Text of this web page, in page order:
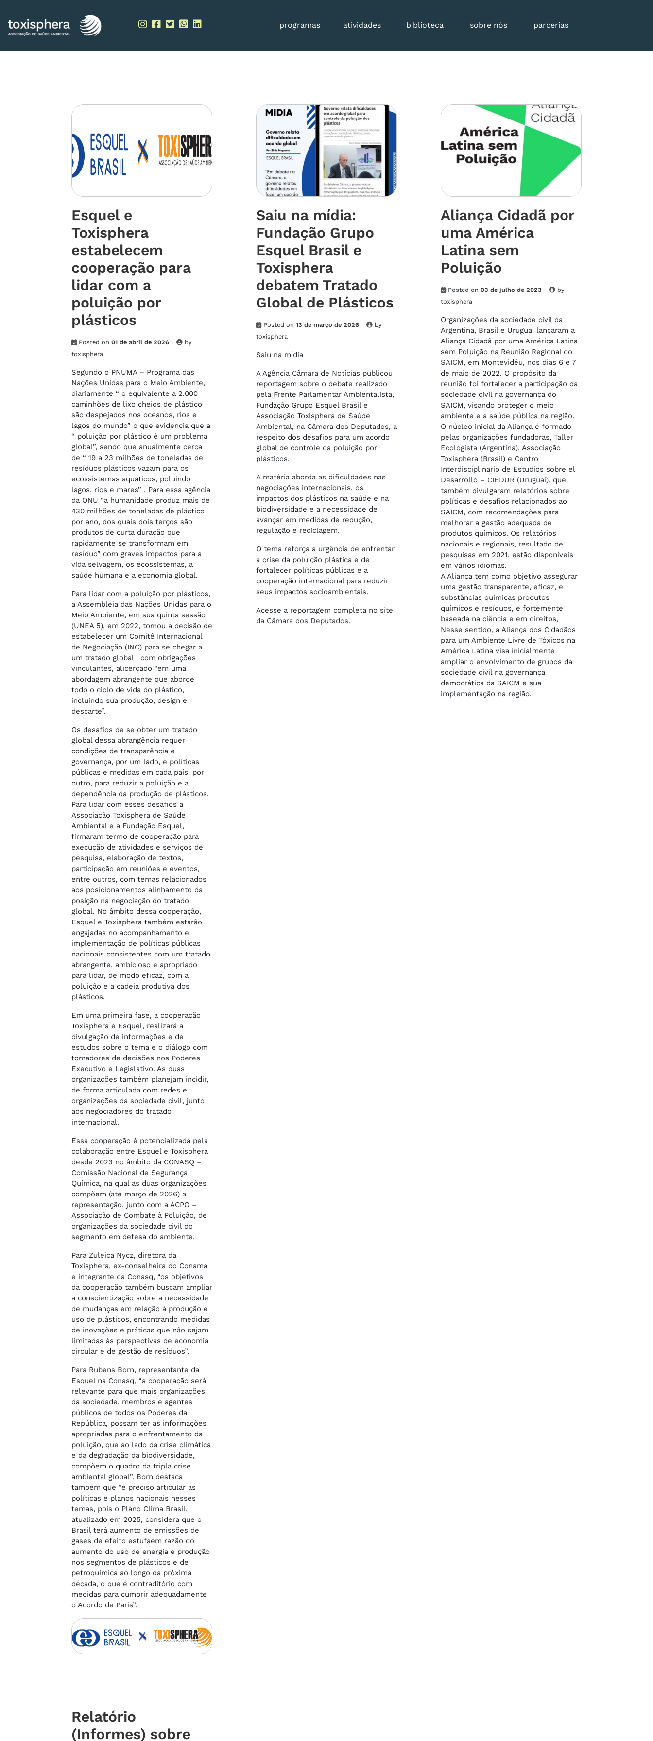
content
programas atividades biblioteca sobre nós parcerias
Esquel e
Toxisphera
estabelecem
cooperação para
lidar com a
poluição por
plásticos
Posted on 01 de abril de 2026
by
toxisphera
Segundo o PNUMA – Programa das
Nações Unidas para o Meio Ambiente,
diariamente “ o equivalente a 2.000
caminhões de lixo cheios de plástico
são despejados nos oceanos, rios e
lagos do mundo” o que evidencia que a
“ poluição por plástico é um problema
global”, sendo que anualmente cerca
de “ 19 a 23 milhões de toneladas de
resíduos plásticos vazam para os
ecossistemas aquáticos, poluindo
lagos, rios e mares” . Para essa agência
da ONU “a humanidade produz mais de
430 milhões de toneladas de plástico
por ano, dos quais dois terços são
produtos de curta duração que
rapidamente se transformam em
resíduo” com graves impactos para a
vida selvagem, os ecossistemas, a
saúde humana e a economia global.
Para lidar com a poluição por plásticos,
a Assembleia das Nações Unidas para o
Meio Ambiente, em sua quinta sessão
(UNEA 5), em 2022, tomou a decisão de
estabelecer um Comitê Internacional
de Negociação (INC) para se chegar a
um tratado global , com obrigações
vinculantes, alicerçado “em uma
abordagem abrangente que aborde
todo o ciclo de vida do plástico,
incluindo sua produção, design e
descarte”.
Os desafios de se obter um tratado
global dessa abrangência requer
condições de transparência e
governança, por um lado, e políticas
públicas e medidas em cada país, por
outro, para reduzir a poluição e a
dependência da produção de plásticos.
Para lidar com esses desafios a
Associação Toxisphera de Saúde
Ambiental e a Fundação Esquel,
firmaram termo de cooperação para
execução de atividades e serviços de
pesquisa, elaboração de textos,
participação em reuniões e eventos,
entre outros, com temas relacionados
aos posicionamentos alinhamento da
posição na negociação do tratado
global. No âmbito dessa cooperação,
Esquel e Toxisphera também estarão
engajadas no acompanhamento e
implementação de políticas públicas
nacionais consistentes com um tratado
abrangente, ambicioso e apropriado
para lidar, de modo eficaz, com a
poluição e a cadeia produtiva dos
plásticos.
Em uma primeira fase, a cooperação
Toxisphera e Esquel, realizará a
divulgação de informações e de
estudos sobre o tema e o diálogo com
tomadores de decisões nos Poderes
Executivo e Legislativo. As duas
organizações também planejam incidir,
de forma articulada com redes e
organizações da sociedade civil, junto
aos negociadores do tratado
internacional.
Essa cooperação é potencializada pela
colaboração entre Esquel e Toxisphera
desde 2023 no âmbito da CONASQ –
Comissão Nacional de Segurança
Química, na qual as duas organizações
compõem (até março de 2026) a
representação, junto com a ACPO –
Associação de Combate à Poluição, de
organizações da sociedade civil do
segmento em defesa do ambiente.
Para Zuleica Nycz, diretora da
Toxisphera, ex-conselheira do Conama
e integrante da Conasq, “os objetivos
da cooperação também buscam ampliar
a conscientização sobre a necessidade
de mudanças em relação à produção e
uso de plásticos, encontrando medidas
de inovações e práticas que não sejam
limitadas às perspectivas de economia
circular e de gestão de resíduos”.
Para Rubens Born, representante da
Esquel na Conasq, “a cooperação será
relevante para que mais organizações
da sociedade, membros e agentes
públicos de todos os Poderes da
República, possam ter as informações
apropriadas para o enfrentamento da
poluição, que ao lado da crise climática
e da degradação da biodiversidade,
compõem o quadro da tripla crise
ambiental global”. Born destaca
também que “é preciso articular as
políticas e planos nacionais nesses
temas, pois o Plano Clima Brasil,
atualizado em 2025, considera que o
Brasil terá aumento de emissões de
gases de efeito estufaem razão do
aumento do uso de energia e produção
nos segmentos de plásticos e de
petroquímica ao longo da próxima
década, o que é contraditório com
medidas para cumprir adequadamente
o Acordo de Paris”.
Saiu na mídia:
Fundação Grupo
Esquel Brasil e
Toxisphera
debatem Tratado
Global de Plásticos
Posted on 13 de março de 2026
by
toxisphera
Saiu na mídia
A Agência Câmara de Notícias publicou
reportagem sobre o debate realizado
pela Frente Parlamentar Ambientalista,
Fundação Grupo Esquel Brasil e
Associação Toxisphera de Saúde
Ambiental, na Câmara dos Deputados, a
respeito dos desafios para um acordo
global de controle da poluição por
plásticos.
A matéria aborda as dificuldades nas
negociações internacionais, os
impactos dos plásticos na saúde e na
biodiversidade e a necessidade de
avançar em medidas de redução,
regulação e reciclagem.
O tema reforça a urgência de enfrentar
a crise da poluição plástica e de
fortalecer políticas públicas e a
cooperação internacional para reduzir
seus impactos socioambientais.
Acesse a reportagem completa no site
da Câmara dos Deputados.
Aliança Cidadã por
uma América
Latina sem
Poluição
Posted on 03 de julho de 2023
by
toxisphera
Organizações da sociedade civil da
Argentina, Brasil e Uruguai lançaram a
Aliança Cidadã por uma América Latina
sem Poluição na Reunião Regional do
SAICM, em Montevidéu, nos dias 6 e 7
de maio de 2022. O propósito da
reunião foi fortalecer a participação da
sociedade civil na governança do
SAICM, visando proteger o meio
ambiente e a saúde pública na região.
O núcleo inicial da Aliança é formado
pelas organizações fundadoras, Taller
Ecologista (Argentina), Associação
Toxisphera (Brasil) e Centro
Interdisciplinario de Estudios sobre el
Desarrollo – CIEDUR (Uruguai), que
também divulgaram relatórios sobre
políticas e desafios relacionados ao
SAICM, com recomendações para
melhorar a gestão adequada de
produtos químicos. Os relatórios
nacionais e regionais, resultado de
pesquisas em 2021, estão disponíveis
em vários idiomas.
A Aliança tem como objetivo assegurar
uma gestão transparente, eficaz, e
substâncias químicas produtos
químicos e resíduos, e fortemente
baseada na ciência e em direitos,
Nesse sentido, a Aliança dos Cidadãos
para um Ambiente Livre de Tóxicos na
América Latina visa inicialmente
ampliar o envolvimento de grupos da
sociedade civil na governança
democrática da SAICM e sua
implementação na região.
Relatório
(Informes) sobre